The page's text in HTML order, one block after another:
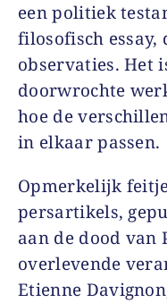
een politiek
filosofisch
observaties. Het
doorwrochte
hoe de
in elkaar passen.
Opmerkelijk
persartikels,
aan de dood van
overlevende
Etienne